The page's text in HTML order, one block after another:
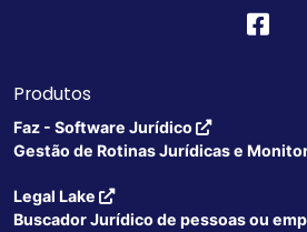
Produtos
Faz - Software Jurídico
Gestão de Rotinas Jurídicas e
Legal Lake
Buscador Jurídico de pessoas ou